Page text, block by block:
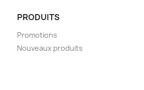
PRODUITS
Promotions
Nouveaux produits